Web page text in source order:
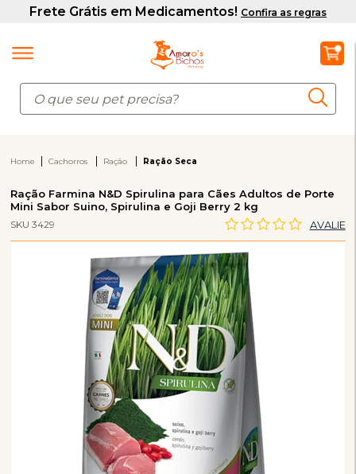
Home Cachorros Ração Ração Seca
Ração Farmina N&D Spirulina para Cães Adultos de Porte
Mini Sabor Suino, Spirulina e Goji Berry 2 kg
SKU 3429 AVALIE